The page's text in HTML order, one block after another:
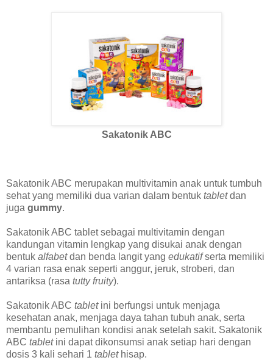
Sakatonik ABC
Sakatonik ABC merupakan multivitamin anak untuk tumbuh
sehat yang memiliki dua varian dalam bentuk tabletdan
juga gummy.
Sakatonik ABC tablet sebagai multivitamin dengan
kandungan vitamin lengkap yang disukai anak dengan
bentuk alfabetdan benda langit yang edukatifserta memiliki
4 varian rasa enak seperti anggur, jeruk, stroberi, dan
antariksa (rasa tutty fruity).
Sakatonik ABC tabletini berfungsi untuk menjaga
kesehatan anak, menjaga daya tahan tubuh anak, serta
membantu pemulihan kondisi anak setelah sakit. Sakatonik
ABC tabletini dapat dikonsumsi anak setiap hari dengan
dosis 3 kali sehari 1 tablethisap.